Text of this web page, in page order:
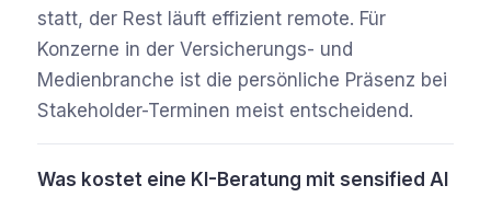
statt, der Rest läuft effizient remote. Für
Konzerne in der Versicherungs- und
Medienbranche ist die persönliche Präsenz bei
Stakeholder-Terminen meist entscheidend.
Was kostet eine KI-Beratung mit sensified AI